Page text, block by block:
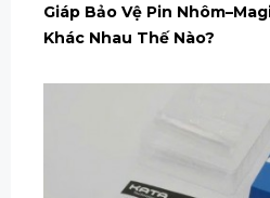
Giáp Bảo Vệ Pin
Khác Nhau Thế Nào?